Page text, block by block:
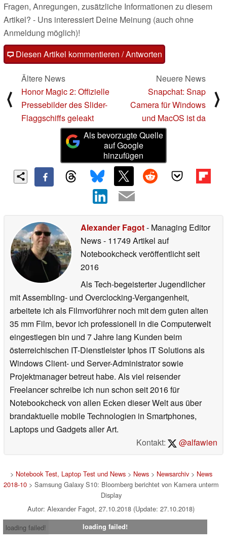
Fragen, Anregungen, zusätzliche Informationen zu diesem
Artikel? - Uns interessiert Deine Meinung (auch ohne
Anmeldung möglich)!
Diesen Artikel kommentieren / Antworten
⟨
Ältere News
Honor Magic 2: Offizielle
Pressebilder des Slider-
Flaggschiffs geleakt
Neuere News
Snapchat: Snap
Camera für Windows
und MacOS ist da
⟩
Als bevorzugte Quelle
auf Google
hinzufügen
Alexander Fagot- Managing Editor
News- 11749 Artikel auf
Notebookcheck veröffentlichtseit
2016
Als Tech-begeisterter Jugendlicher
mit Assembling- und Overclocking-Vergangenheit,
arbeitete ich als Filmvorführer noch mit dem guten alten
35 mm Film, bevor ich professionell in die Computerwelt
eingestiegen bin und 7 Jahre lang Kunden beim
österreichischen IT-Dienstleister Iphos IT Solutions als
Windows Client- und Server-Administrator sowie
Projektmanager betreut habe. Als viel reisender
Freelancer schreibe ich nun schon seit 2016 für
Notebookcheck von allen Ecken dieser Welt aus über
brandaktuelle mobile Technologien in Smartphones,
Laptops und Gadgets aller Art.
Kontakt:
@alfawien
> Notebook Test, Laptop Test und News> News> Newsarchiv> News
2018-10> Samsung Galaxy S10: Bloomberg berichtet von Kamera unterm
Display
Autor: Alexander Fagot, 27.10.2018 (Update: 27.10.2018)
loading failed!
loading failed!